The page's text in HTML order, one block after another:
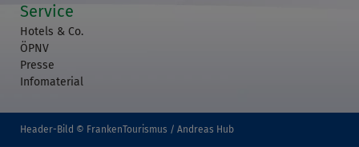
Service
Hotels & Co.
ÖPNV
Presse
Infomaterial
Header-Bild © FrankenTourismus / Andreas Hub